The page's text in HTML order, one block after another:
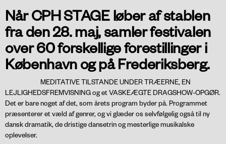
Når CPH STAGE løber af stablen
fra den 28. maj, samler festivalen
over 60 forskellige forestillinger i
København og på Frederiksberg.
MEDITATIVE TILSTANDE UNDER TRÆERNE, EN
LEJLIGHEDSFREMVISNINGog etVASKEÆGTE DRAGSHOW-OPGØR.
Det er bare noget af det, som årets program byder på. Programmet
præsenterer et væld af genrer, og vi glæder os selvfølgelig også til ny
dansk dramatik, de dristige dansetrin og mesterlige musikalske
oplevelser.